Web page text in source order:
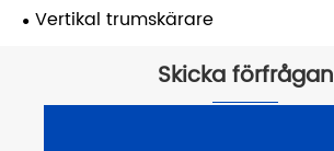
Vertikal trumskärare
Skicka förfrågan